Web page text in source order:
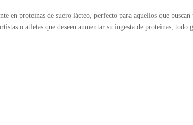
en proteínas de suero lácteo, perfecto para aquellos que
o atletas que deseen aumentar su ingesta de proteínas,